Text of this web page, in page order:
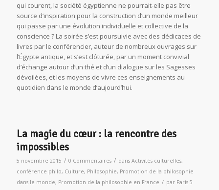
qui courent, la société égyptienne ne pourrait-elle pas être
source d’inspiration pour la construction d’un monde meilleur
qui passe par une évolution individuelle et collective de la
conscience ? La soirée s’est poursuivie avec des dédicaces de
livres par le conférencier, auteur de nombreux ouvrages sur
l’Égypte antique, et s’est clôturée, par un moment convivial
d’échange autour d’un thé et d’un dialogue sur les Sagesses
dévoilées, et les moyens de vivre ces enseignements au
quotidien dans le monde d’aujourd’hui.
La magie du cœur : la rencontre des
impossibles
5 novembre 2015 / 0 Commentaires / dans Activités culturelles,
conférence philo, Culture, Philosophie, Promotion de la philosophie
dans le monde, Promotion de la philosophie en France / par Paris 5